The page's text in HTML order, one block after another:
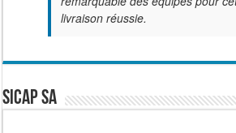
livraison réussie.
SICAP SA